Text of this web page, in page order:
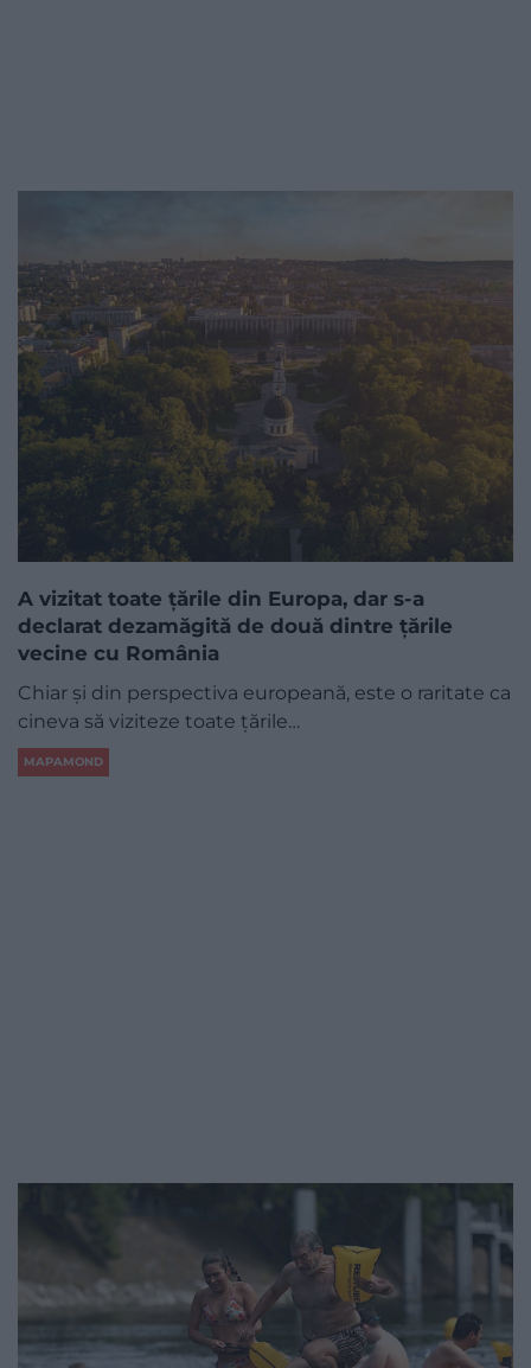
A vizitat toate țările din Europa, dar s-a
declarat dezamăgită de două dintre țările
vecine cu România
Chiar și din perspectiva europeană, este o raritate ca
cineva să viziteze toate țările…
MAPAMOND